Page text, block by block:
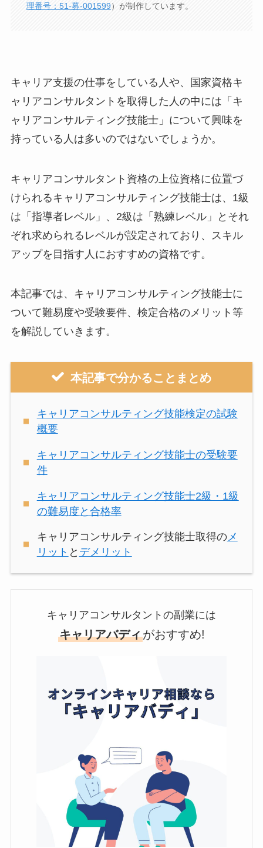
理番号：51-募-001599）が制作しています。
キャリア支援の仕事をしている人や、国家資格キ
ャリアコンサルタントを取得した人の中には「キ
ャリアコンサルティング技能士」について興味を
持っている人は多いのではないでしょうか。
キャリアコンサルタント資格の上位資格に位置づ
けられるキャリアコンサルティング技能士は、1級
は「指導者レベル」、2級は「熟練レベル」とそれ
ぞれ求められるレベルが設定されており、スキル
アップを目指す人におすすめの資格です。
本記事では、キャリアコンサルティング技能士に
ついて難易度や受験要件、検定合格のメリット等
を解説していきます。
本記事で分かることまとめ
キャリアコンサルティング技能検定の試験
概要
キャリアコンサルティング技能士の受験要
件
キャリアコンサルティング技能士2級・1級
の難易度と合格率
キャリアコンサルティング技能士取得のメ
リット と デメリット
キャリアコンサルタントの副業には
キャリアバディがおすすめ!